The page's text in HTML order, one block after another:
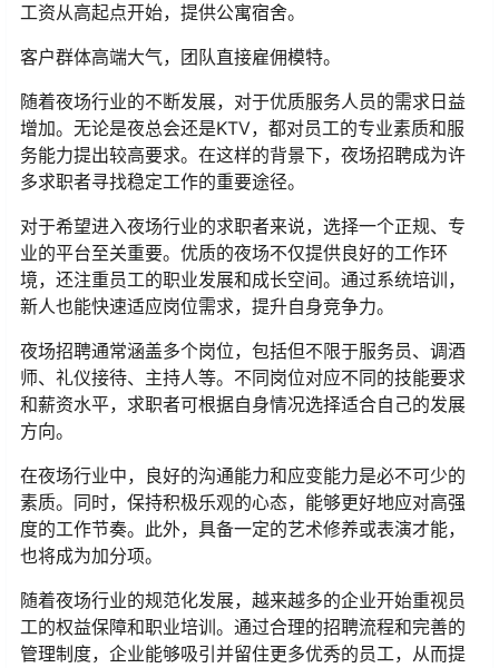
工资从高起点开始，提供公寓宿舍。
客户群体高端大气，团队直接雇佣模特。
随着夜场行业的不断发展，对于优质服务人员的需求日益
增加。无论是夜总会还是KTV，都对员工的专业素质和服
务能力提出较高要求。在这样的背景下，夜场招聘成为许
多求职者寻找稳定工作的重要途径。
对于希望进入夜场行业的求职者来说，选择一个正规、专
业的平台至关重要。优质的夜场不仅提供良好的工作环
境，还注重员工的职业发展和成长空间。通过系统培训，
新人也能快速适应岗位需求，提升自身竞争力。
夜场招聘通常涵盖多个岗位，包括但不限于服务员、调酒
师、礼仪接待、主持人等。不同岗位对应不同的技能要求
和薪资水平，求职者可根据自身情况选择适合自己的发展
方向。
在夜场行业中，良好的沟通能力和应变能力是必不可少的
素质。同时，保持积极乐观的心态，能够更好地应对高强
度的工作节奏。此外，具备一定的艺术修养或表演才能，
也将成为加分项。
随着夜场行业的规范化发展，越来越多的企业开始重视员
工的权益保障和职业培训。通过合理的招聘流程和完善的
管理制度，企业能够吸引并留住更多优秀的员工，从而提